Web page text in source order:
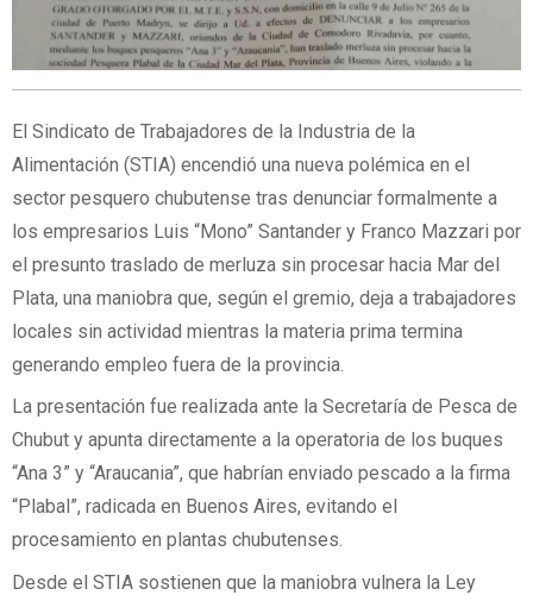
El Sindicato de Trabajadores de la Industria de la
Alimentación (STIA) encendió una nueva polémica en el
sector pesquero chubutense tras denunciar formalmente a
los empresarios Luis “Mono” Santander y Franco Mazzari por
el presunto traslado de merluza sin procesar hacia Mar del
Plata, una maniobra que, según el gremio, deja a trabajadores
locales sin actividad mientras la materia prima termina
generando empleo fuera de la provincia.
La presentación fue realizada ante la Secretaría de Pesca de
Chubut y apunta directamente a la operatoria de los buques
“Ana 3” y “Araucania”, que habrían enviado pescado a la firma
“Plabal”, radicada en Buenos Aires, evitando el
procesamiento en plantas chubutenses.
Desde el STIA sostienen que la maniobra vulnera la Ley